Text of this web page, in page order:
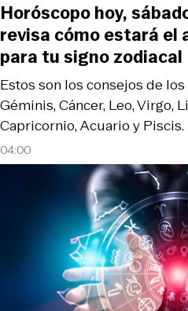
04:00
Estos son los consejos de
Géminis, Cáncer, Leo, Virgo,
Capricornio, Acuario y Piscis.
Horóscopo hoy,
revisa cómo estará el
para tu signo zodiacal